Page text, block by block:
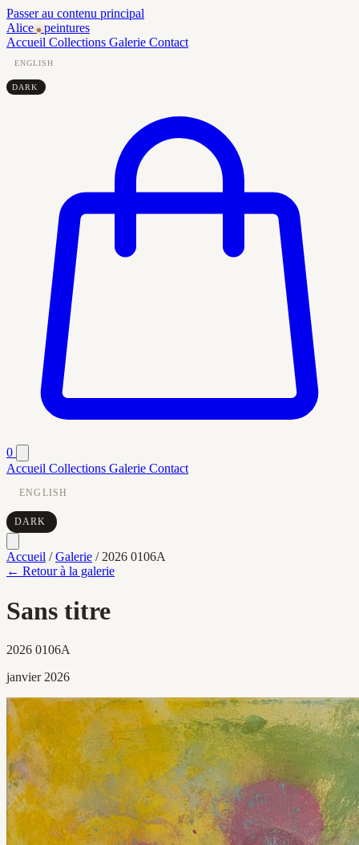
Passer au contenu principal
Alice
peintures
Accueil Collections Galerie Contact
ENGLISH
DARK
0
Accueil Collections Galerie Contact
ENGLISH
DARK
Accueil / Galerie / 2026 0106A
← Retour à la galerie
Sans titre
2026 0106A
janvier 2026